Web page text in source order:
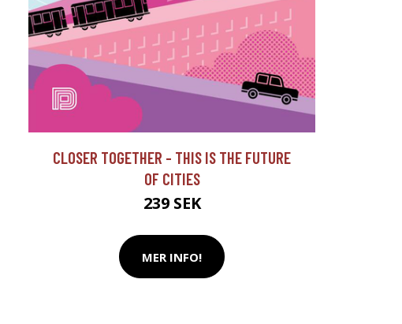
CLOSER TOGETHER - THIS IS THE FUTURE
OF CITIES
239 SEK
MER INFO!